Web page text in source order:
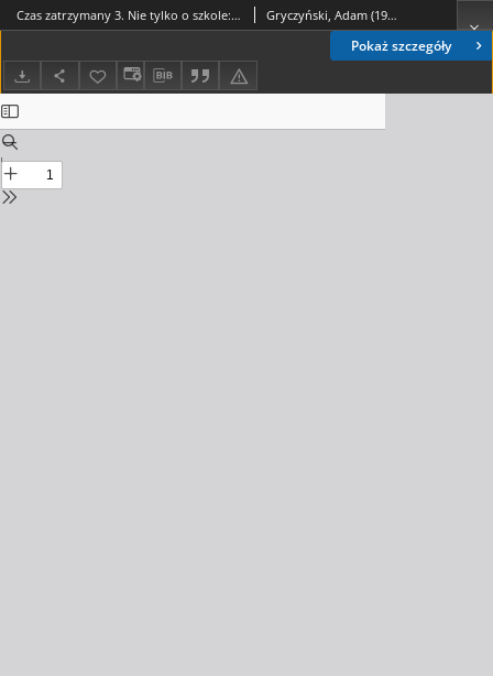
Pokaż szczegóły
Czas zatrzymany 3. Nie tylko o szkole: wybór tekstów oraz fotografie z terenów Nowej Huty i okolic/ red. Adam Gryczyński. T.2 Gryczyński, Adam (1957-) Red.